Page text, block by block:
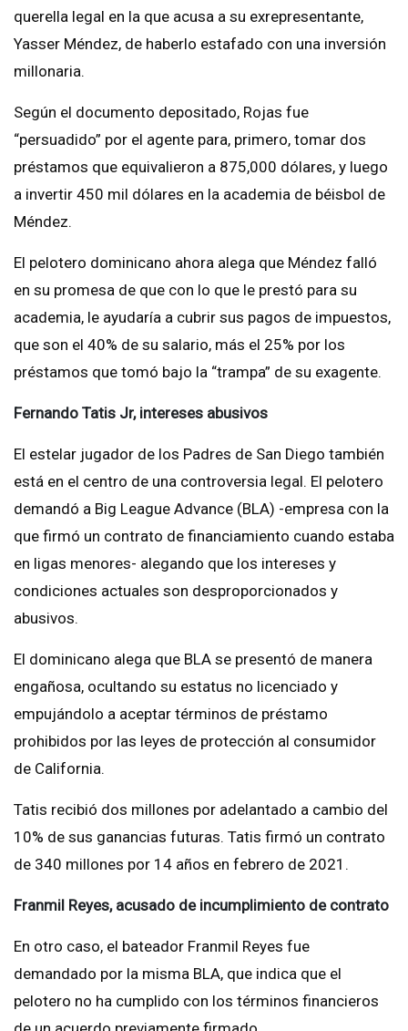
querella legal en la que acusa a su exrepresentante,
Yasser Méndez, de haberlo estafado con una inversión
millonaria.
Según el documento depositado, Rojas fue
“persuadido” por el agente para, primero, tomar dos
préstamos que equivalieron a 875,000 dólares, y luego
a invertir 450 mil dólares en la academia de béisbol de
Méndez.
El pelotero dominicano ahora alega que Méndez falló
en su promesa de que con lo que le prestó para su
academia, le ayudaría a cubrir sus pagos de impuestos,
que son el 40% de su salario, más el 25% por los
préstamos que tomó bajo la “trampa” de su exagente.
Fernando Tatis Jr, intereses abusivos
El estelar jugador de los Padres de San Diego también
está en el centro de una controversia legal. El pelotero
demandó a Big League Advance (BLA) -empresa con la
que firmó un contrato de financiamiento cuando estaba
en ligas menores- alegando que los intereses y
condiciones actuales son desproporcionados y
abusivos.
El dominicano alega que BLA se presentó de manera
engañosa, ocultando su estatus no licenciado y
empujándolo a aceptar términos de préstamo
prohibidos por las leyes de protección al consumidor
de California.
Tatis recibió dos millones por adelantado a cambio del
10% de sus ganancias futuras. Tatis firmó un contrato
de 340 millones por 14 años en febrero de 2021.
Franmil Reyes, acusado de incumplimiento de contrato
En otro caso, el bateador Franmil Reyes fue
demandado por la misma BLA, que indica que el
pelotero no ha cumplido con los términos financieros